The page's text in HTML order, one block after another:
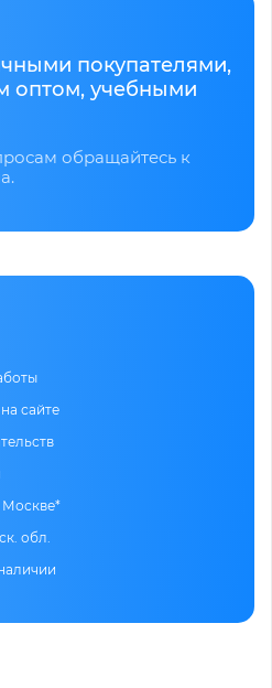
покупателями,
оптом, учебными
обращайтесь к
сайте
Москве*
обл.